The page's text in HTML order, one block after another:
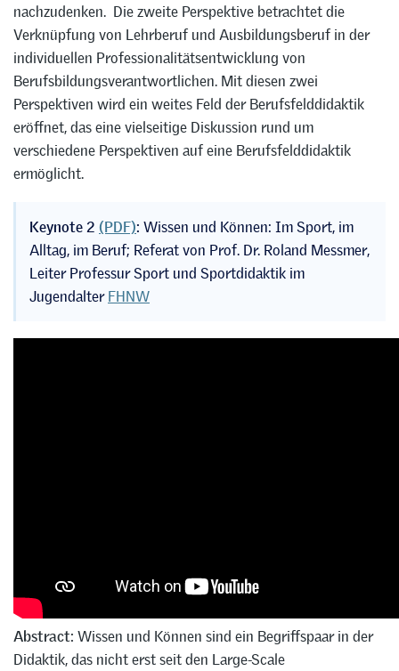
nachzudenken. Die zweite Perspektive betrachtet die
Verknüpfung von Lehrberuf und Ausbildungsberuf in der
individuellen Professionalitätsentwicklung von
Berufsbildungsverantwortlichen. Mit diesen zwei
Perspektiven wird ein weites Feld der Berufsfelddidaktik
eröffnet, das eine vielseitige Diskussion rund um
verschiedene Perspektiven auf eine Berufsfelddidaktik
ermöglicht.
Keynote 2 (PDF): Wissen und Können: Im Sport, im
Alltag, im Beruf; Referat von Prof. Dr. Roland Messmer,
Leiter Professur Sport und Sportdidaktik im
JugendalterFHNW
Abstract: Wissen und Können sind ein Begriffspaar in der
Didaktik, das nicht erst seit den Large-Scale